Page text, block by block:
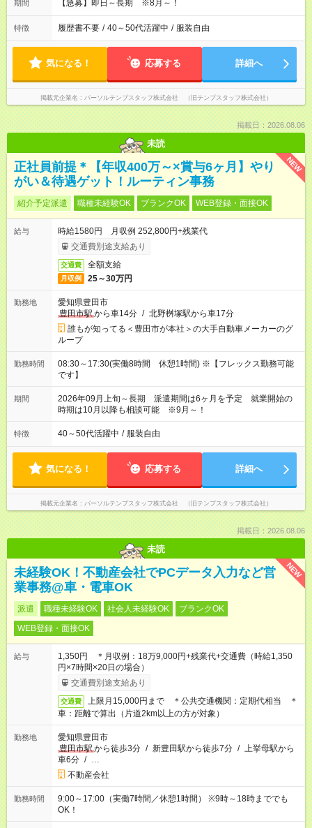
期間 【急募】即日～長期 ※8月～！
特徴 履歴書不要 / 40～50代活躍中 / 服装自由
気になる！ 応募する 詳細へ
掲載元企業名 パーソルテンプスタッフ株式会社 （旧テンプスタッフ株式会社）
掲載日：2026.08.06
未読
NEW
正社員前提＊【年収400万～×賞与6ヶ月】やり
がい＆待遇ゲット！ルーティン事務
紹介予定派遣 職種未経験OK ブランクOK WEB登録・面接OK
給与
時給1580円 月収例 252,800円+残業代
交通費別途支給あり
交通費 全額支給
月収例 25～30万円
勤務地
愛知県豊田市
豊田市駅から車14分 / 北野桝塚駅から車17分
誰もが知ってる＜豊田市が本社＞の大手自動車メーカーのグ
ループ
勤務時間
08:30～17:30(実働8時間 休憩1時間) ※【フレックス勤務可能
です】
期間
2026年09月上旬～長期 派遣期間は6ヶ月を予定 就業開始の
時期は10月以降も相談可能 ※9月～！
特徴 40～50代活躍中 / 服装自由
気になる！ 応募する 詳細へ
掲載元企業名 パーソルテンプスタッフ株式会社 （旧テンプスタッフ株式会社）
掲載日：2026.08.06
未読
NEW
未経験OK！不動産会社でPCデータ入力など営
業事務@車・電車OK
派遣 職種未経験OK 社会人未経験OK
ブランクOK
WEB登録・面接OK
給与
1,350円 ＊月収例：18万9,000円+残業代+交通費（時給1,350
円×7時間×20日の場合）
交通費別途支給あり
交通費
上限月15,000円まで ＊公共交通機関：定期代相当 ＊
車：距離で算出（片道2km以上の方が対象）
勤務地
愛知県豊田市
豊田市駅から徒歩3分 / 新豊田駅から徒歩7分 / 上挙母駅から
車6分 / …
不動産会社
勤務時間
9:00～17:00（実働7時間／休憩1時間） ※9時～18時まででも
OK！